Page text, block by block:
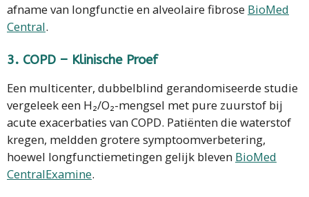
afname van longfunctie en alveolaire fibrose BioMed
Central.
3. COPD – Klinische Proef
Een multicenter, dubbelblind gerandomiseerde studie
vergeleek een H₂/O₂-mengsel met pure zuurstof bij
acute exacerbaties van COPD. Patiënten die waterstof
kregen, meldden grotere symptoomverbetering,
hoewel longfunctiemetingen gelijk bleven BioMed
CentralExamine.